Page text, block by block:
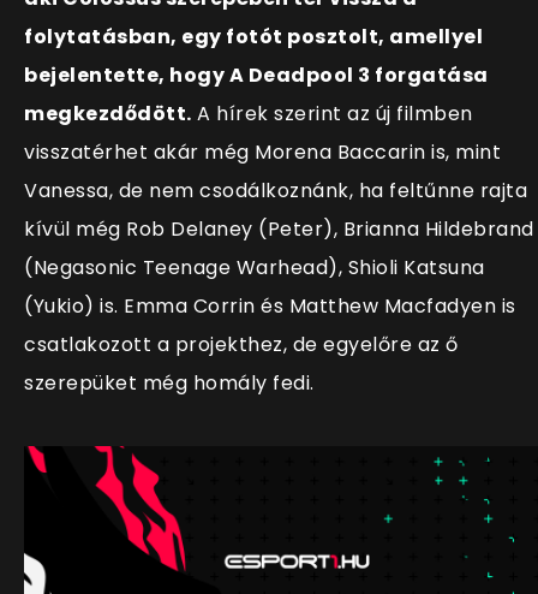
folytatásban, egy fotót posztolt, amellyel
bejelentette, hogy A Deadpool 3 forgatása
megkezdődött. A hírek szerint az új filmben
visszatérhet akár még Morena Baccarin is, mint
Vanessa, de nem csodálkoznánk, ha feltűnne rajta
kívül még Rob Delaney (Peter), Brianna Hildebrand
(Negasonic Teenage Warhead), Shioli Katsuna
(Yukio) is. Emma Corrin és Matthew Macfadyen is
csatlakozott a projekthez, de egyelőre az ő
szerepüket még homály fedi.